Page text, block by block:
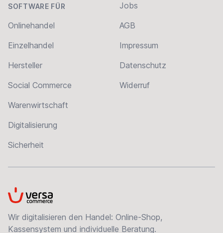
SOFTWARE FÜR
Onlinehandel
Einzelhandel
Hersteller
Social Commerce
Warenwirtschaft
Digitalisierung
Sicherheit
Jobs
AGB
Impressum
Datenschutz
Widerruf
VersaCommerce
Wir digitalisieren den Handel: Online-Shop,
Kassensystem und individuelle Beratung.